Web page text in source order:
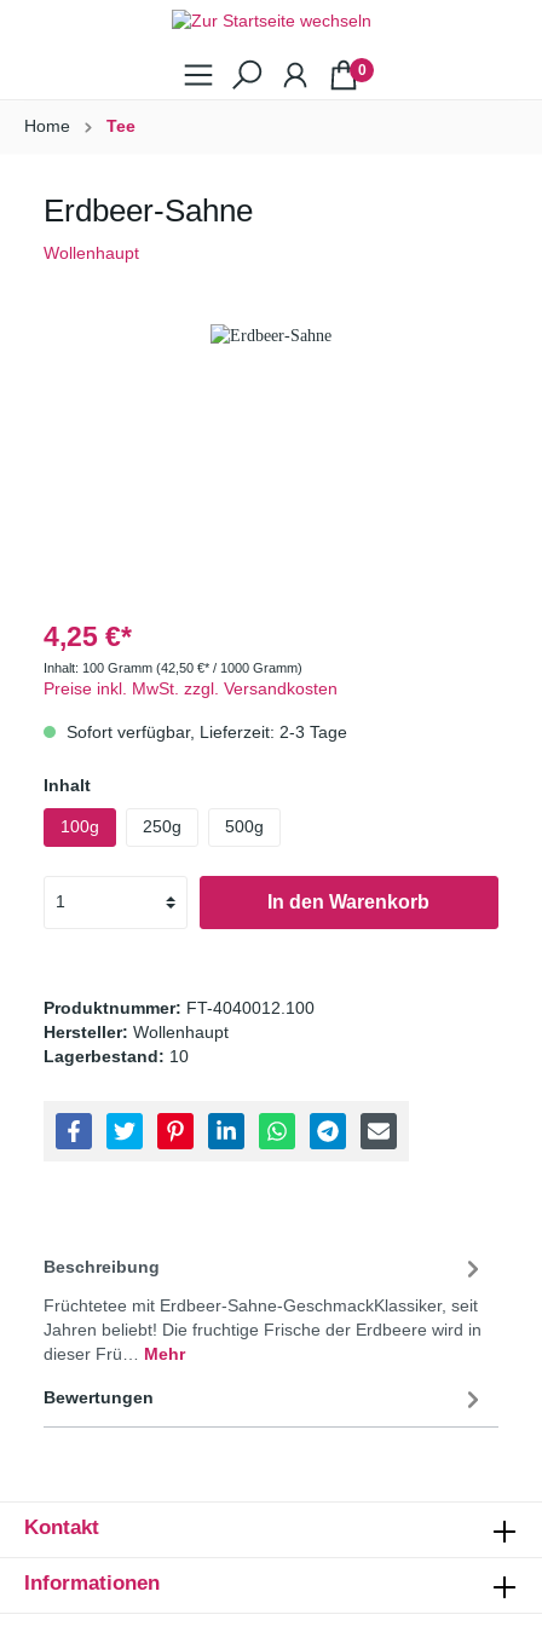
0
Home Tee
Erdbeer-Sahne
Wollenhaupt
4,25 €*
Inhalt: 100 Gramm (42,50 €* / 1000 Gramm)
Preise inkl. MwSt. zzgl. Versandkosten
Sofort verfügbar, Lieferzeit: 2-3 Tage
Inhalt
100g 250g 500g
In den Warenkorb
Produktnummer: FT-4040012.100
Hersteller: Wollenhaupt
Lagerbestand: 10
Beschreibung
Früchtetee mit Erdbeer-Sahne-GeschmackKlassiker, seit
Jahren beliebt! Die fruchtige Frische der Erdbeere wird in
dieser Frü… Mehr
Bewertungen
Kontakt
Informationen